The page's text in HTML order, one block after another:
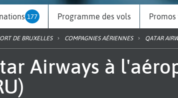
177 Programme des vols Promos
DE BRUXELLES COMPAGNIES AÉRIENNES QATAR